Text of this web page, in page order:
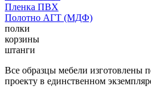
Пленка ПВХ
Полотно АГТ (МДФ)
полки
корзины
штанги
Все образцы мебели изготовлены
проекту в единственном